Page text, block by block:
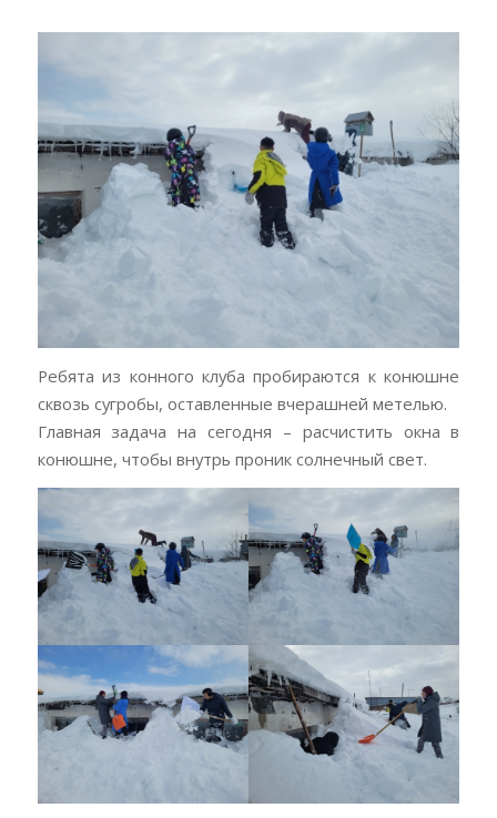
Ребята из конного клуба пробираются к конюшне
сквозь сугробы, оставленные вчерашней метелью.
Главная задача на сегодня – расчистить окна в
конюшне, чтобы внутрь проник солнечный свет.